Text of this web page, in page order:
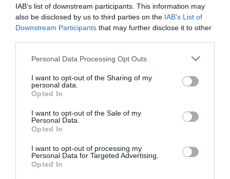
IAB’s list of downstream participants. This information may
also be disclosed by us to third parties on the IAB’s List of
Downstream Participants that may further disclose it to other
Please note that this website/app uses one or more Google
not limited to your visit or usage behaviour. You may click to
grant or deny consent to Google and its third-party tags to
use your data for below specified purposes in below Google
consent section.
Personal Data Processing Opt Outs
I want to opt-out of the Sharing of my
personal data.
Opted In
I want to opt-out of the Sale of my
Personal Data.
Opted In
I want to opt-out of processing my
Personal Data for Targeted Advertising.
Opted In
CrediaBank: Υψηλοί ρυθμοί ανάπτυξης και νέα ρεκόρ
επιδόσεων στο εξάμηνο
Άνοιξε η πλατφόρμα myBusinessSupport για τον πρώτο
της Σαμοθράκης
Χρηματοδότηση 204,6 εκατ. ευρώ από το Εθνικό
Πρόγραμμα Ανάπτυξης για την ανάπλαση της ΔΕΘ
διαβάστε ακόμη